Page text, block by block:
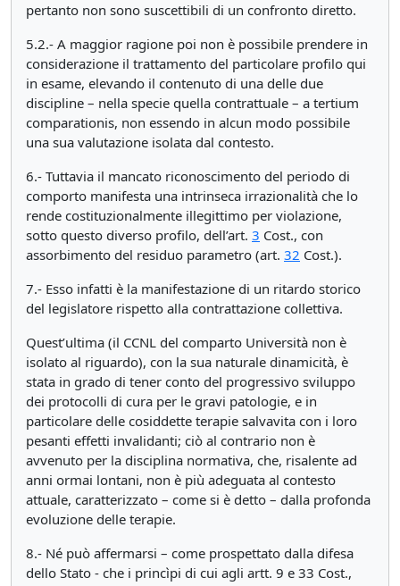
pertanto non sono suscettibili di un confronto diretto.
5.2.- A maggior ragione poi non è possibile prendere in
considerazione il trattamento del particolare profilo qui
in esame, elevando il contenuto di una delle due
discipline – nella specie quella contrattuale – a tertium
comparationis, non essendo in alcun modo possibile
una sua valutazione isolata dal contesto.
6.- Tuttavia il mancato riconoscimento del periodo di
comporto manifesta una intrinseca irrazionalità che lo
rende costituzionalmente illegittimo per violazione,
sotto questo diverso profilo, dell’art. 3 Cost., con
assorbimento del residuo parametro (art. 32 Cost.).
7.- Esso infatti è la manifestazione di un ritardo storico
del legislatore rispetto alla contrattazione collettiva.
Quest’ultima (il CCNL del comparto Università non è
isolato al riguardo), con la sua naturale dinamicità, è
stata in grado di tener conto del progressivo sviluppo
dei protocolli di cura per le gravi patologie, e in
particolare delle cosiddette terapie salvavita con i loro
pesanti effetti invalidanti; ciò al contrario non è
avvenuto per la disciplina normativa, che, risalente ad
anni ormai lontani, non è più adeguata al contesto
attuale, caratterizzato – come si è detto – dalla profonda
evoluzione delle terapie.
8.- Né può affermarsi – come prospettato dalla difesa
dello Stato - che i princìpi di cui agli artt. 9 e 33 Cost.,